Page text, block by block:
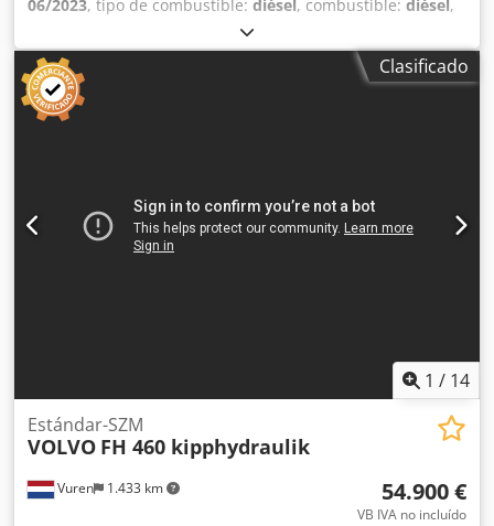
06/2023, tipo de combustible: diésel, combustible: diésel,
VEB (Consorcio de empresas estatales)
engranaje:automático, clase de emisión:Euro 6,
amortiguación:
aire
acondicionado, cierre centralizado, retardador
tractor, cambio automático, reductora Veb, 330.000 km,
Clasificado
1 / 14
Vuren 1.433 km
Estándar-SZM
VOLVO FH 460 kipphydraulik
54.900 €
VB IVA no incluído